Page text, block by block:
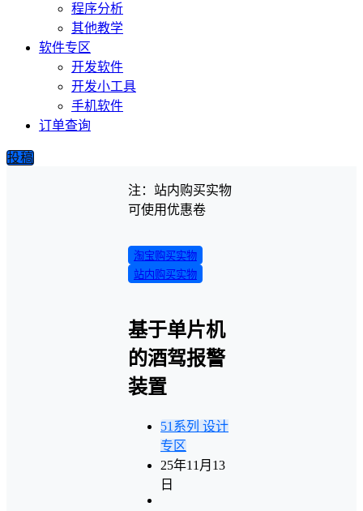
程序分析
其他教学
软件专区
开发软件
开发小工具
手机软件
订单查询
投稿
注：站内购买实物
可使用优惠卷
淘宝购买实物
站内购买实物
基于单片机
的酒驾报警
装置
51系列 设计
专区
25年11月13
日